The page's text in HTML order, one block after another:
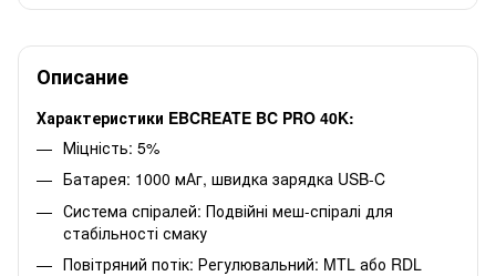
Описание
Характеристики EBCREATE BC PRO 40K:
Міцність: 5%
Батарея: 1000 мАг, швидка зарядка USB-C
Система спіралей: Подвійні меш-спіралі для
стабільності смаку
Повітряний потік: Регулювальний: MTL або RDL